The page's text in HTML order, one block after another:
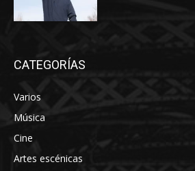
CATEGORÍAS
Varios
Música
Cine
Artes escénicas